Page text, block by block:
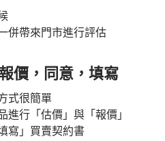
併帶來門市進行評估
價，同意，填寫
式很簡單
行「估價」與「報價」
寫」買賣契約書